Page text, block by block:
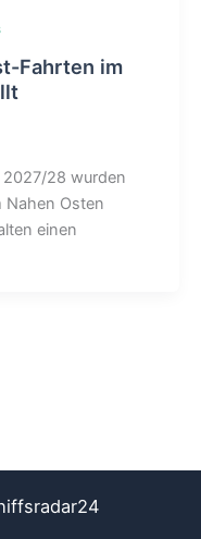
Fahrten im
2027/28 wurden
Nahen Osten
einen